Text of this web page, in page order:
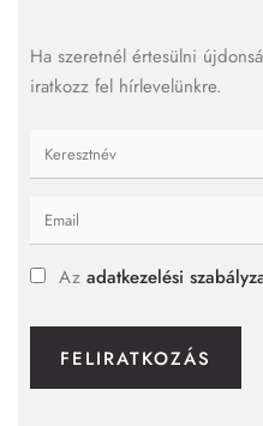
Ha szeretnél értesülni
iratkozz fel hírlevelünkre.
Az adatkezelési
FELIRATKOZÁS